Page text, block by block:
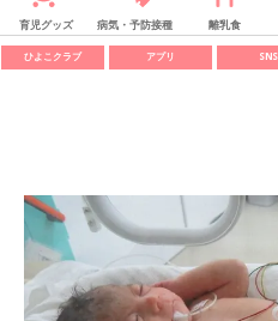
育児グッズ 病気・予防接種 離乳食
ひよこクラブ アプリ SNS